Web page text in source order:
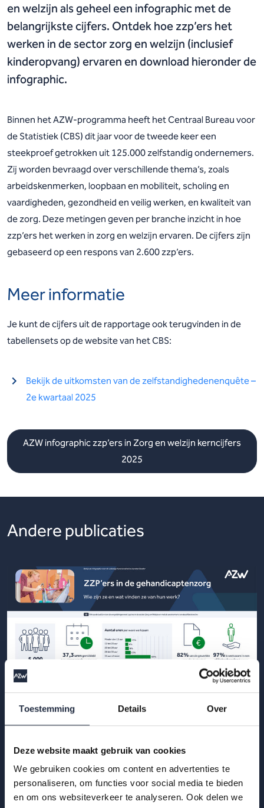
Toestemming Details Over
Deze website maakt gebruik van cookies
We gebruiken cookies om content en advertenties te
personaliseren, om functies voor social media te bieden
en om ons websiteverkeer te analyseren. Ook delen we
en welzijn als geheel een infographic met de
belangrijkste cijfers. Ontdek hoe zzp’ers het
werken in de sector zorg en welzijn (inclusief
kinderopvang) ervaren en download hieronder de
infographic.
Binnen het AZW-programma heeft het Centraal Bureau voor
de Statistiek (CBS) dit jaar voor de tweede keer een
steekproef getrokken uit 125.000 zelfstandig ondernemers.
Zij worden bevraagd over verschillende thema’s, zoals
arbeidskenmerken, loopbaan en mobiliteit, scholing en
vaardigheden, gezondheid en veilig werken, en kwaliteit van
de zorg. Deze metingen geven per branche inzicht in hoe
zzp’ers het werken in zorg en welzijn ervaren. De cijfers zijn
gebaseerd op een respons van 2.600 zzp’ers.
Meer informatie
Je kunt de cijfers uit de rapportage ook terugvinden in de
tabellensets op de website van het CBS:
Bekijk de uitkomsten van de zelfstandighedenenquête –
2e kwartaal 2025
AZW infographic zzp’ers in Zorg en welzijn kerncijfers
2025
Andere publicaties
29 okt 2025
Infographic: zzp’ers in de
gehandicaptenzorg